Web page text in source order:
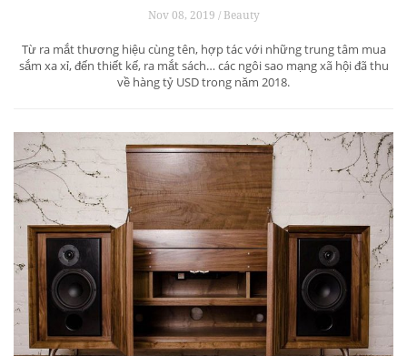
Nov 08, 2019 / Beauty
Từ ra mắt thương hiệu cùng tên, hợp tác với những trung tâm mua
sắm xa xỉ, đến thiết kế, ra mắt sách… các ngôi sao mạng xã hội đã thu
về hàng tỷ USD trong năm 2018.